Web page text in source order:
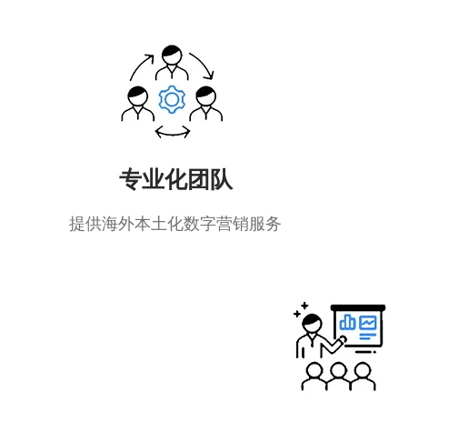
专业化团队
提供海外本土化数字营销服务